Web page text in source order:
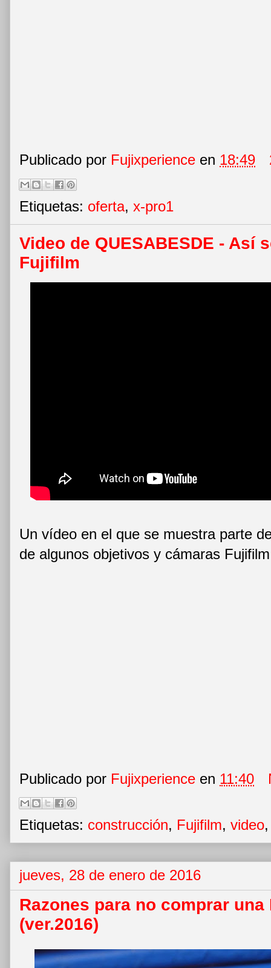
Publicado por Fujixperience en 18:49
Etiquetas: oferta, x-pro1
Video de QUESABESDE - Así
Fujifilm
Un vídeo en el que se muestra parte
de algunos objetivos y cámaras
Publicado por Fujixperience en 11:40
Etiquetas: construcción, Fujifilm, video
jueves, 28 de enero de 2016
Razones para no comprar una
(ver.2016)